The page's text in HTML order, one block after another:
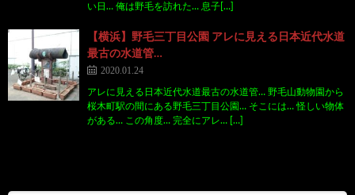
い日… 俺は野毛を訪れた… 息子[…]
【横浜】野毛三丁目公園 アレに見える日本近代水道
最古の水道管…
2020.01.24
アレに見える日本近代水道最古の水道管… 野毛山動物園から
桜木町駅の間にある野毛三丁目公園… そこには… 怪しい物体
がある… この角度… 完全にアレ… […]